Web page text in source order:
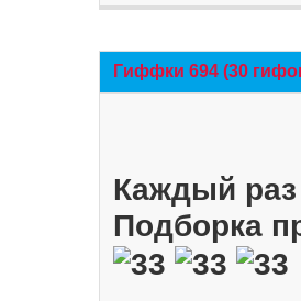
Гиффки 694 (30
Каждый
Подборка